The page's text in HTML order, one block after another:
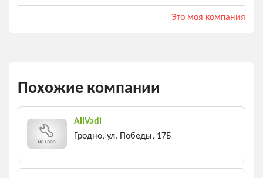
Это моя компания
Похожие компании
AllVadi
Гродно, ул. Победы, 17Б